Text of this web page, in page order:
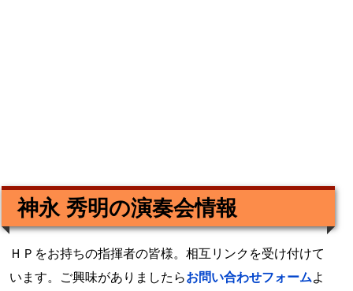
神永 秀明の演奏会情報
ＨＰをお持ちの指揮者の皆様。相互リンクを受け付けて
います。ご興味がありましたらお問い合わせフォームよ